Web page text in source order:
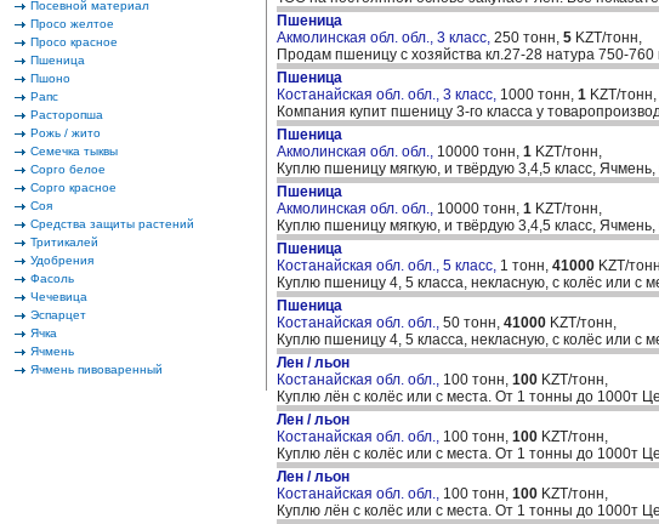
Посевной материал
Просо желтое
Просо красное
Пшеница
Пшоно
Рапс
Расторопша
Рожь / жито
Семечка тыквы
Сорго белое
Сорго красное
Соя
Средства защиты растений
Тритикалей
Удобрения
Фасоль
Чечевица
Эспарцет
Ячка
Ячмень
Ячмень пивоваренный
Пшеница
Акмолинская обл. обл., 3 класс, 250 тонн, 5 KZT/тонн,
Продам пшеницу с хозяйства кл.27-28 натура 750-
Пшеница
Костанайская обл. обл., 3 класс, 1000 тонн, 1 KZT/тонн,
Компания купит пшеницу 3-го класса у
Пшеница
Акмолинская обл. обл., 10000 тонн, 1 KZT/тонн,
Куплю пшеницу мягкую, и твёрдую 3,4,5 класс,
Пшеница
Акмолинская обл. обл., 10000 тонн, 1 KZT/тонн,
Куплю пшеницу мягкую, и твёрдую 3,4,5 класс,
Пшеница
Костанайская обл. обл., 5 класс, 1 тонн, 41000 KZT/
Куплю пшеницу 4, 5 класса, некласную, с колёс или с
Пшеница
Костанайская обл. обл., 50 тонн, 41000 KZT/тонн,
Куплю пшеницу 4, 5 класса, некласную, с колёс или с
Лен / льон
Костанайская обл. обл., 100 тонн, 100 KZT/тонн,
Куплю лён с колёс или с места. От 1 тонны до 1000т
Лен / льон
Костанайская обл. обл., 100 тонн, 100 KZT/тонн,
Куплю лён с колёс или с места. От 1 тонны до 1000т
Лен / льон
Костанайская обл. обл., 100 тонн, 100 KZT/тонн,
Куплю лён с колёс или с места. От 1 тонны до 1000т